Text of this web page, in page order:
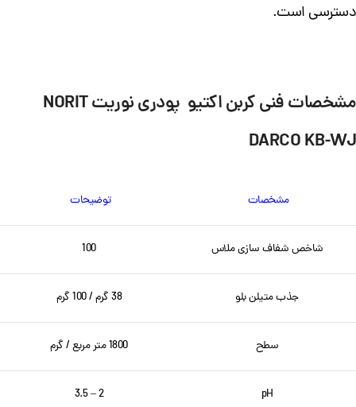
دسترسی است.
مشخصات فنی کربن اکتیو پودری نوریت NORIT
DARCO KB-WJ
مشخصات توضیحات
شاخص شفاف سازی ملاس 100
جذب متیلن بلو 38 گرم / 100 گرم
سطح 1800 متر مربع / گرم
pH
2 – 3.5